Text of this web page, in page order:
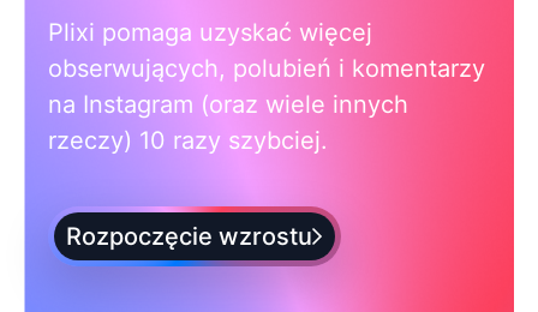
Plixi pomaga uzyskać więcej
obserwujących, polubień i komentarzy
na Instagram (oraz wiele innych
rzeczy) 10 razy szybciej.
Rozpoczęcie wzrostu